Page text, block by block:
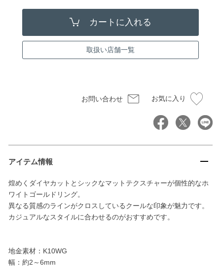
取扱い店舗一覧
お問い合わせ お気に入り
アイテム情報
煌めくダイヤカットとシックなマットテクスチャーが個性的なホ
ワイトゴールドリング。
異なる質感のラインがクロスしているクールな印象が魅力です。
カジュアルなスタイルに合わせるのがおすすめです。
地金素材：K10WG
幅：約2～6mm